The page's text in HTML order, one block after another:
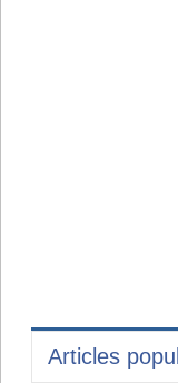
Articles